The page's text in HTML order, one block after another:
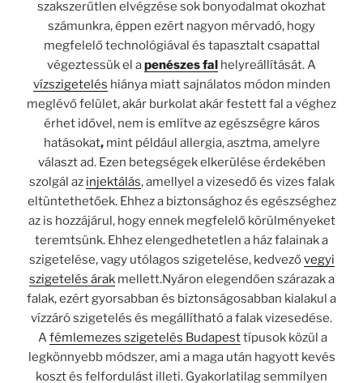
szakszerűtlen elvégzése sok bonyodalmat okozhat
számunkra, éppen ezért nagyon mérvadó, hogy
megfelelő technológiával és tapasztalt csapattal
végeztessük el apenészes fal helyreállítását. A
vízszigetelés hiánya miatt sajnálatos módon minden
meglévő felület, akár burkolat akár festett fal a véghez
érhet idővel, nem is említve az egészségre káros
hatásokat,mint például allergia, asztma, amelyre
választ ad. Ezen betegségek elkerülése érdekében
szolgál az injektálás, amellyel a vizesedő és vizes falak
eltüntethetőek. Ehhez a biztonsághoz és egészséghez
az is hozzájárul, hogy ennek megfelelő körülményeket
teremtsünk. Ehhez elengedhetetlen a ház falainak a
szigetelése, vagy utólagos szigetelése, kedvezővegyi
szigetelés árakmellett.Nyáron elegendően szárazak a
falak, ezért gyorsabban és biztonságosabban kialakul a
vízzáró szigetelés és megállítható a falak vizesedése.
Afémlemezes szigetelés Budapesttípusok közül a
legkönnyebb módszer, ami a maga után hagyott kevés
koszt és felfordulást illeti. Gyakorlatilag semmilyen